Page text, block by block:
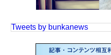
Tweets by bunkanews